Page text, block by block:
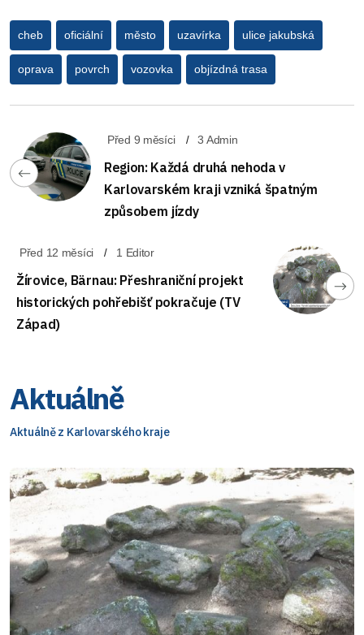
cheb oficiální město uzavírka ulice jakubská
oprava povrch vozovka objízdná trasa
Před 9 měsíci 3 Admin
Region: Každá druhá nehoda v
Karlovarském kraji vzniká špatným
způsobem jízdy
Před 12 měsíci 1 Editor
Žírovice, Bärnau: Přeshraniční projekt
historických pohřebišť pokračuje (TV
Západ)
Aktuálně
Aktuálně z Karlovarského kraje